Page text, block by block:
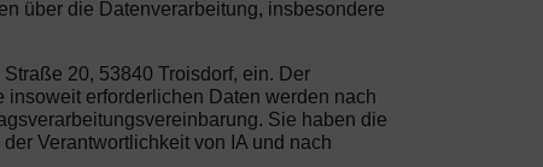
über die Datenverarbeitung, insbesondere
20, 53840 Troisdorf, ein. Der
erforderlichen Daten werden nach
Sie haben die
Verantwortlichkeit von IA und nach